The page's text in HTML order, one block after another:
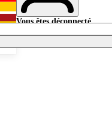
Deutsch
Vous êtes déconnecté.